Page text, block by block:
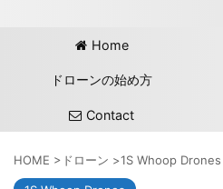
Home
ドローンの始め方
Contact
HOME > ドローン >1S Whoop Drones